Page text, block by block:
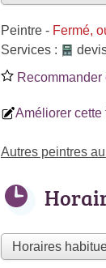
Peintre - Fermé,
Services :
Recommander
Améliorer cette
Autres peintres